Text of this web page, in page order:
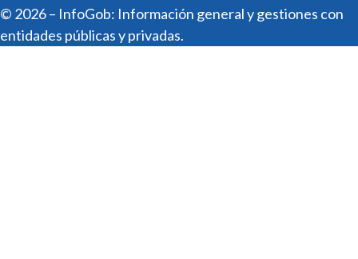
© 2026 – InfoGob: Información general y gestiones con
entidades públicas y privadas.